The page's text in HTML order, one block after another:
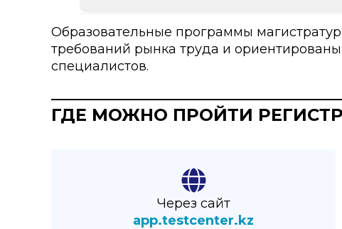
Образовательные программы
требований рынка труда и
специалистов.
ГДЕ МОЖНО ПРОЙТИ
Через сайт
app.testcenter.kz